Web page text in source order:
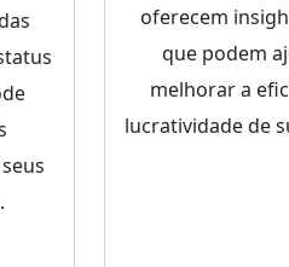
oferecem
que podem
melhorar a
lucratividade de